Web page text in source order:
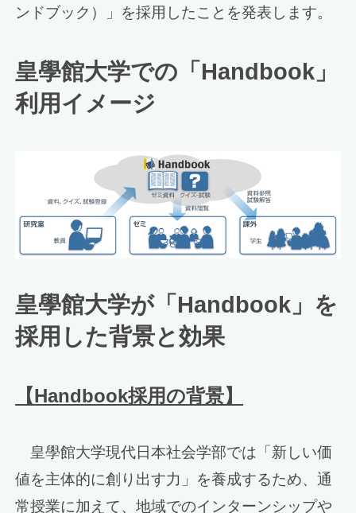
ンドブック）」を採用したことを発表します。
皇學館大学での「Handbook」
利用イメージ
皇學館大学が「Handbook」を
採用した背景と効果
【Handbook採用の背景】
皇學館大学現代日本社会学部では「新しい価
値を主体的に創り出す力」を養成するため、通
常授業に加えて、地域でのインターンシップや